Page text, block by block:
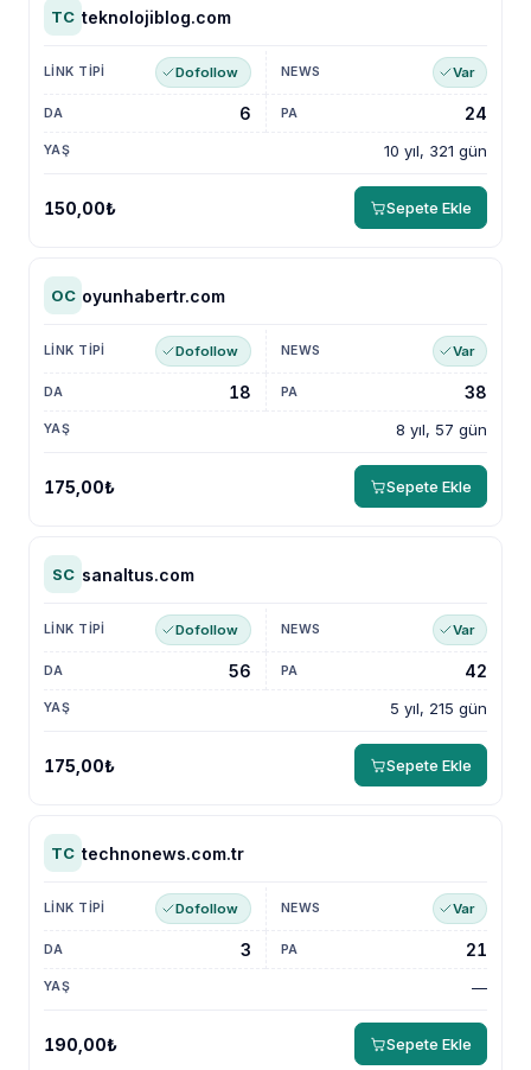
TC teknolojiblog.com
Dofollow Var
10 yıl, 321 gün
6 24
150,00₺ Sepete Ekle
OC oyunhabertr.com
Dofollow Var
8 yıl, 57 gün
18 38
175,00₺ Sepete Ekle
SC sanaltus.com
Dofollow Var
5 yıl, 215 gün
56 42
175,00₺ Sepete Ekle
TC technonews.com.tr
Dofollow Var
—
3 21
190,00₺ Sepete Ekle